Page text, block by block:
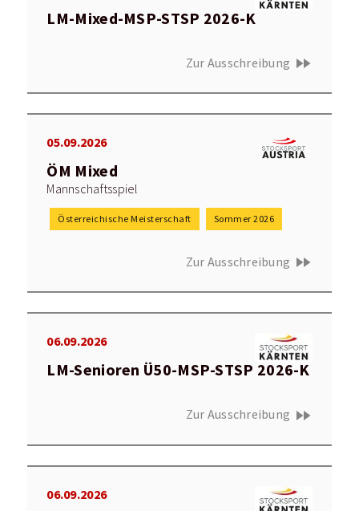
LM-Mixed-MSP-STSP 2026-K
Zur Ausschreibung fast_forward
05.09.2026
ÖM Mixed
Mannschaftsspiel
Österreichische Meisterschaft Sommer 2026
Zur Ausschreibung fast_forward
06.09.2026
LM-Senioren Ü50-MSP-STSP 2026-K
Zur Ausschreibung fast_forward
06.09.2026